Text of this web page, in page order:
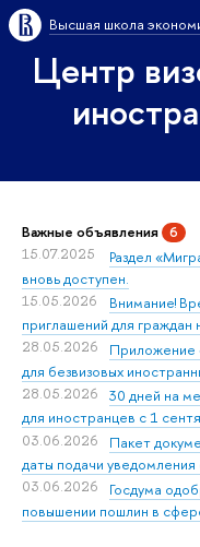
Высшая школа
Центр
Важные объявления 6
15.07.2025
Раздел
вновь доступен.
15.05.2026
Внимание!
приглашений для граждан
28.05.2026
Приложение
для безвизовых
28.05.2026
30 дней на
для иностранцев с 1
03.06.2026
Пакет
даты подачи
03.06.2026
Госдума
повышении пошлин в